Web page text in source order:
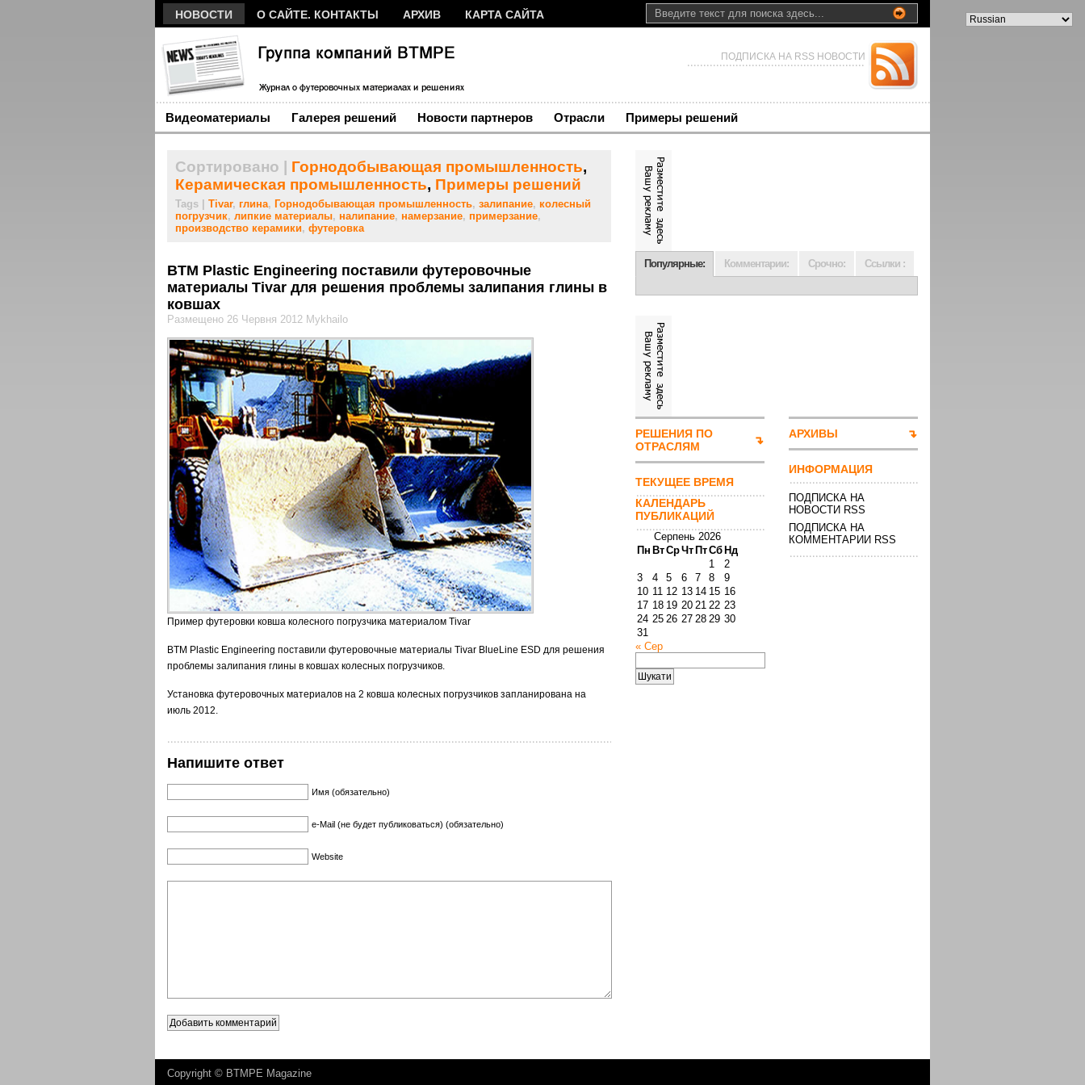
НОВОСТИ О САЙТЕ. КОНТАКТЫ АРХИВ КАРТА САЙТА
ПОДПИСКА НА RSS НОВОСТИ
Видеоматериалы Галерея решений Новости партнеров Отрасли Примеры решений
Сортировано | Горнодобывающая промышленность,
Керамическая промышленность, Примеры решений
Tags | Tivar, глина, Горнодобывающая промышленность, залипание, колесный
погрузчик, липкие материалы, налипание, намерзание, примерзание,
производство керамики, футеровка
BTM Plastic Engineering поставили футеровочные
материалы Tivar для решения проблемы залипания глины в
ковшах
Размещено 26 Червня 2012 Mykhailo
Пример футеровки ковша колесного погрузчика материалом Tivar
BTM Plastic Engineering поставили футеровочные материалы Tivar BlueLine ESD для решения
проблемы залипания глины в ковшах колесных погрузчиков.
Установка футеровочных материалов на 2 ковша колесных погрузчиков запланирована на
июль 2012.
Напишите ответ
Имя (обязательно)
e-Mail (не будет публиковаться) (обязательно)
Website
Популярные: Комментарии: Срочно: Ссылки :
РЕШЕНИЯ ПО
ОТРАСЛЯМ
ТЕКУЩЕЕ ВРЕМЯ
КАЛЕНДАРЬ
ПУБЛИКАЦИЙ
Серпень 2026
Пн ВтСрЧт ПтСб Нд
1
2
3
4 5 6 7 8
9
10 11 12 13 14 15 16
17 18 19 20 21 22 23
24 25 26 27 28 29 30
31
« Сер
АРХИВЫ
ИНФОРМАЦИЯ
ПОДПИСКА НА
НОВОСТИ RSS
ПОДПИСКА НА
КОММЕНТАРИИ RSS
Copyright © BTMPE Magazine